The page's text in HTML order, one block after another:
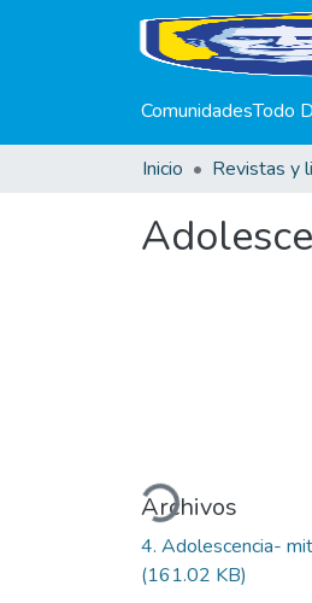
ComunidadesTodo
Inicio Revistas y
Cargando...
Archivos
4. Adolescencia-
(161.02 KB)